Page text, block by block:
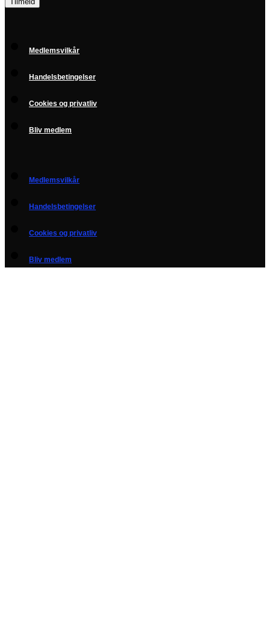
Medlemsvilkår
Handelsbetingelser
Cookies og privatliv
Bliv medlem
Medlemsvilkår
Handelsbetingelser
Cookies og privatliv
Bliv medlem